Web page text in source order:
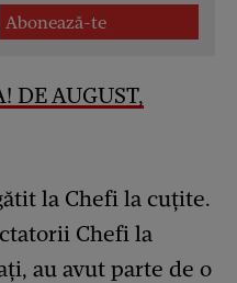
DE AUGUST,
la Chefi la cuțite.
Chefi la
au avut parte de o